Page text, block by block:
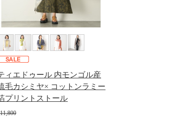
ィエドゥール 内モンゴル産
毛カシミヤ× コットンラミー
プリントストール